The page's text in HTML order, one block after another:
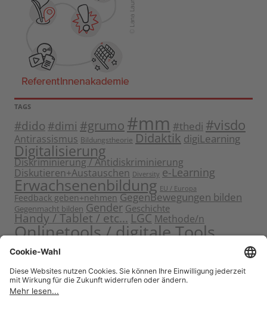
TAGS
#dido #dimi #grumo #mm #thedi #visdo
Antirassismus Bildungstheorie Didaktik digiLearning
Digitalisierung
Diskriminierung / Antidiskriminierung
Diskutieren+Austauschen Diversity e-Learning
Erwachsenenbildung EU / Europa
Feedback geben+nehmen GegenBewegungen bilden
Gegenmacht bilden Gender Geschichte
Handy / Tablet / etc...LGC Methode/n
Onlinetools / digitale Tools
Politische Bildung
Sensibilisieren Sichern+Verankern Solidarität
Starten+Kennenlernen Tagung
Teamentwicklung+Gruppendynamik